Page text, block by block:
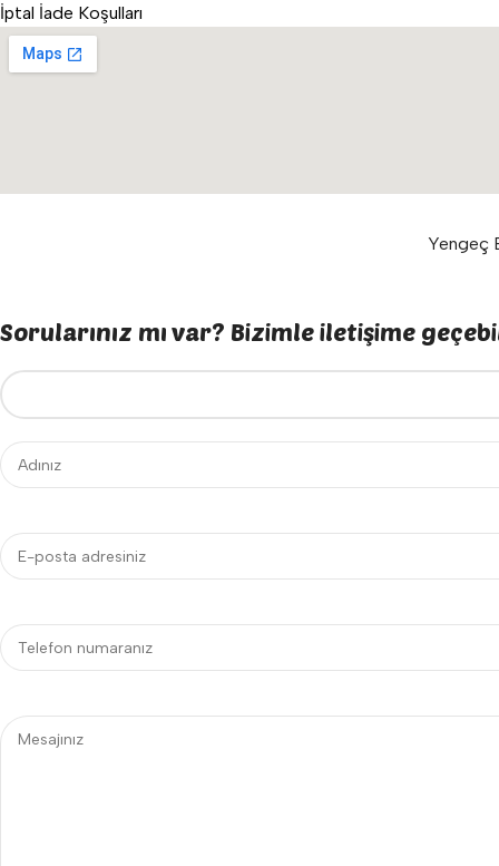
İptal İade Koşulları
Yengeç
Sorularınız mı var? Bizimle iletişime